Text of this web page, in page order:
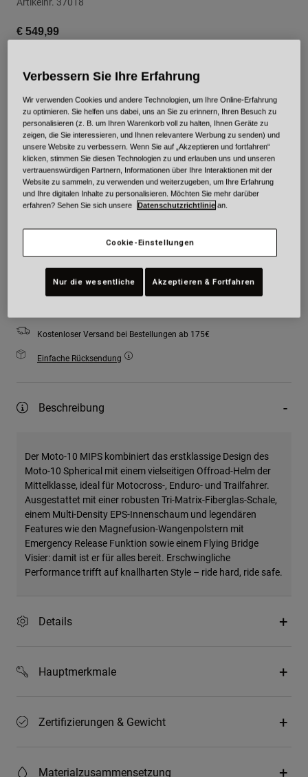
€ 549,99
ausgewählt
Größe Größentabelle
Zum Warenkorb hinzufügen
Kostenloser Versand bei Bestellungen ab 175€
Einfache Rücksendung
Beschreibung
Der Moto-10 MIPS kombiniert das erstklassige Design des
Moto-10 Spherical mit einem vielseitigen Offroad-Helm der
Mittelklasse, ideal für Motocross-, Enduro- und Trailfahrer.
Ausgestattet mit einer robusten Tri-Matrix-Fiberglas-Schale,
einem Multi-Density EPS-Innenschaum und legendären
Features wie den Magnefusion-Wangenpolstern mit
Emergency Release Funktion sowie einem Flying Bridge
Visier: damit ist er für alles bereit. Erschwingliche
Performance trifft auf knallharten Style – ride hard, ride safe.
Details
Hauptmerkmale
Zertifizierungen & Gewicht
Materialzusammensetzung
Verbessern Sie Ihre Erfahrung
Wir verwenden Cookies und andere Technologien, um Ihre Online-Erfahrung
zu optimieren. Sie helfen uns dabei, uns an Sie zu erinnern, Ihren Besuch zu
personalisieren (z. B. um Ihren Warenkorb voll zu halten, Ihnen Geräte zu
zeigen, die Sie interessieren, und Ihnen relevantere Werbung zu senden) und
unsere Website zu verbessern. Wenn Sie auf „Akzeptieren und fortfahren“
klicken, stimmen Sie diesen Technologien zu und erlauben uns und unseren
vertrauenswürdigen Partnern, Informationen über Ihre Interaktionen mit der
Website zu sammeln, zu verwenden und weiterzugeben, um Ihre Erfahrung
und Ihre digitalen Inhalte zu personalisieren. Möchten Sie mehr darüber
erfahren? Sehen Sie sich unsere
Datenschutzrichtlinie an.
Cookie-Einstellungen
Nur die wesentliche Akzeptieren & Fortfahren